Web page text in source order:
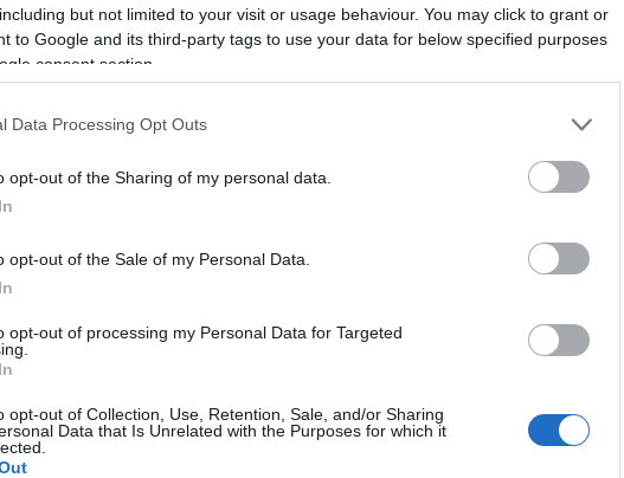
but not limited to your visit or usage behaviour. You may click to grant or
to Google and its third-party tags to use your data for below specified purposes
consent section.
Data Processing Opt Outs
opt-out of the Sharing of my personal data.
opt-out of the Sale of my Personal Data.
opt-out of processing my Personal Data for Targeted
opt-out of Collection, Use, Retention, Sale, and/or Sharing
Data that Is Unrelated with the Purposes for which it
Αναλυτικά όσα είπε: "Ήρθα στην ομάδα για να βοηθήσω με
κατάσταση. Θέλω να γνωρίζετε ότι αποδέχθηκα την
Έχετε αδικήσει τους εαυτούς σας όλο αυτό το διάστημα,
βαθμολογική θέση, η οποία δεν αρμόζει ούτε σε εκείνην,
πάρουμε τις νίκες που χρειαζόμαστε και να κάνουμε μια
Πρόσθεσέ το
ΑΘΛΗΤΙΣΜΟΣ